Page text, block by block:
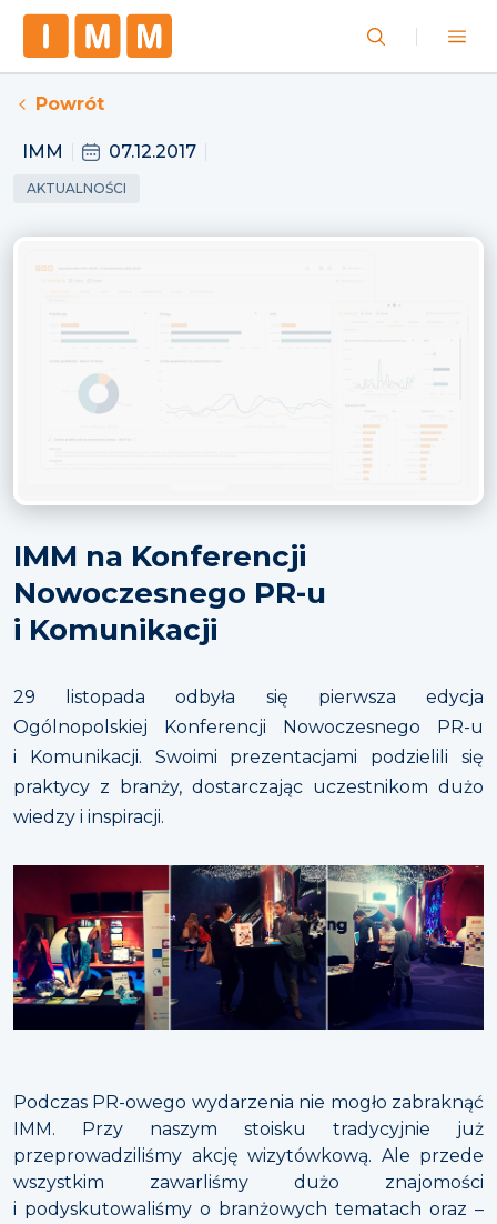
Powrót
IMM 07.12.2017
AKTUALNOŚCI
IMM na Konferencji
Nowoczesnego PR-u
i Komunikacji
29 listopada odbyła się pierwsza edycja
Ogólnopolskiej Konferencji Nowoczesnego PR-u
i Komunikacji. Swoimi prezentacjami podzielili się
praktycy z branży, dostarczając uczestnikom dużo
wiedzy i inspiracji.
Podczas PR-owego wydarzenia nie mogło zabraknąć
IMM. Przy naszym stoisku tradycyjnie już
przeprowadziliśmy akcję wizytówkową. Ale przede
wszystkim zawarliśmy dużo znajomości
i podyskutowaliśmy o branżowych tematach oraz –